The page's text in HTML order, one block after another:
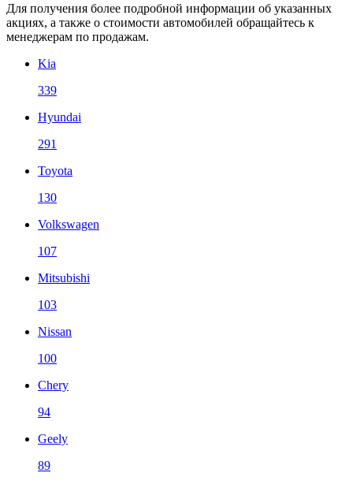
Для получения более подробной информации об указанных
акциях, а также о стоимости автомобилей обращайтесь к
менеджерам по продажам.
Kia
339
Hyundai
291
Toyota
130
Volkswagen
107
Mitsubishi
103
Nissan
100
Chery
94
Geely
89